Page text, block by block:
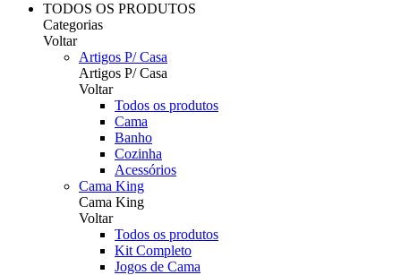
TODOS OS PRODUTOS
Categorias
Voltar
Artigos P/ Casa
Artigos P/ Casa
Voltar
Todos os produtos
Cama
Banho
Cozinha
Acessórios
Cama King
Cama King
Voltar
Todos os produtos
Kit Completo
Jogos de Cama